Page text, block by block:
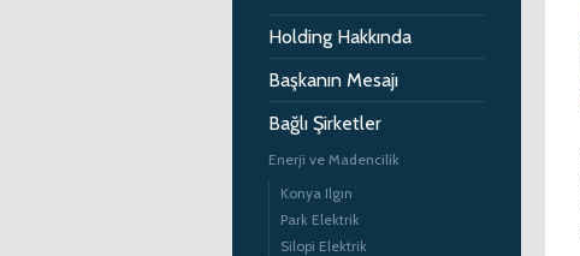
Holding Hakkında
Başkanın Mesajı
Bağlı Şirketler
Enerji ve Madencilik
Konya Ilgın
Park Elektrik
Silopi Elektrik